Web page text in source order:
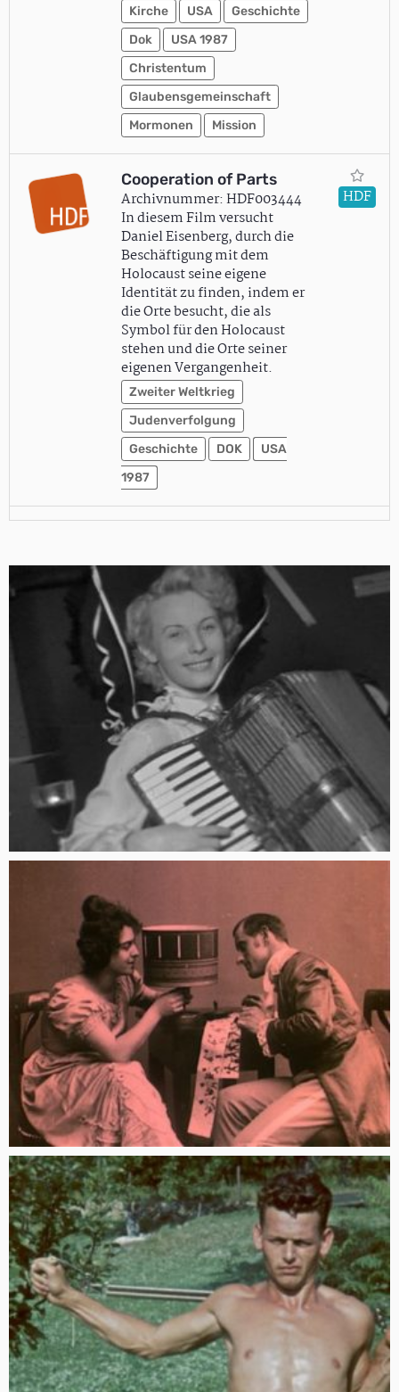
Kirche USA
Geschichte
Dok
USA 1987
Christentum
Glaubensgemeinschaft
Mormonen
Mission
Cooperation of Parts
Archivnummer: HDF003444
In diesem Film versucht
Daniel Eisenberg, durch die
Beschäftigung mit dem
Holocaust seine eigene
Identität zu finden, indem er
die Orte besucht, die als
Symbol für den Holocaust
stehen und die Orte seiner
eigenen Vergangenheit.
Zweiter Weltkrieg
Judenverfolgung
Geschichte
DOK
USA
1987
HDF